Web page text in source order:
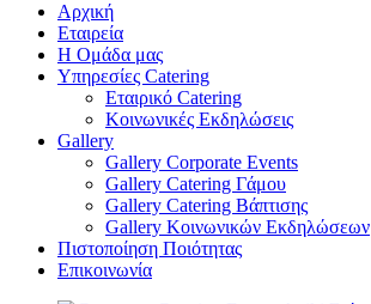
Αρχική
Εταιρεία
Η Ομάδα μας
Υπηρεσίες Catering
Εταιρικό Catering
Κοινωνικές Εκδηλώσεις
Gallery
Gallery Corporate Events
Gallery Catering Γάμου
Gallery Catering Βάπτισης
Gallery Κοινωνικών Εκδηλώσεων
Πιστοποίηση Ποιότητας
Επικοινωνία